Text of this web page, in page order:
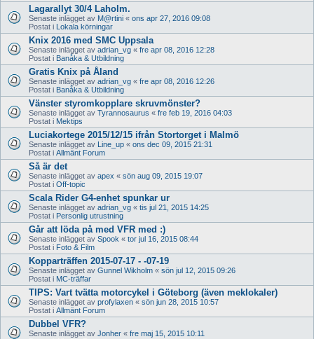
Lagarallyt 30/4 Laholm.
Senaste inlägget av M@rtini « ons apr 27, 2016 09:08
Postat i Lokala körningar
Knix 2016 med SMC Uppsala
Senaste inlägget av adrian_vg « fre apr 08, 2016 12:28
Postat i Banåka & Utbildning
Gratis Knix på Åland
Senaste inlägget av adrian_vg « fre apr 08, 2016 12:26
Postat i Banåka & Utbildning
Vänster styromkopplare skruvmönster?
Senaste inlägget av Tyrannosaurus « fre feb 19, 2016 04:03
Postat i Mektips
Luciakortege 2015/12/15 ifrån Stortorget i Malmö
Senaste inlägget av Line_up « ons dec 09, 2015 21:31
Postat i Allmänt Forum
Så är det
Senaste inlägget av apex « sön aug 09, 2015 19:07
Postat i Off-topic
Scala Rider G4-enhet spunkar ur
Senaste inlägget av adrian_vg « tis jul 21, 2015 14:25
Postat i Personlig utrustning
Går att löda på med VFR med :)
Senaste inlägget av Spook « tor jul 16, 2015 08:44
Postat i Foto & Film
Kopparträffen 2015-07-17 - -07-19
Senaste inlägget av Gunnel Wikholm « sön jul 12, 2015 09:26
Postat i MC-träffar
TIPS: Vart tvätta motorcykel i Göteborg (även meklokaler)
Senaste inlägget av profylaxen « sön jun 28, 2015 10:57
Postat i Allmänt Forum
Dubbel VFR?
Senaste inlägget av Jonher « fre maj 15, 2015 10:11